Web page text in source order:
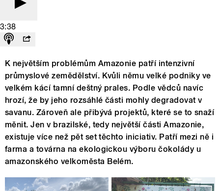
3:38
K největším problémům Amazonie patří intenzivní
průmyslové zemědělství. Kvůli němu velké podniky ve
velkém kácí tamní deštný prales. Podle vědců navíc
hrozí, že by jeho rozsáhlé části mohly degradovat v
savanu. Zároveň ale přibývá projektů, které se to snaží
měnit. Jen v brazilské, tedy největší části Amazonie,
existuje více než pět set těchto iniciativ. Patří mezi ně i
farma a továrna na ekologickou výboru čokolády u
amazonského velkoměsta Belém.